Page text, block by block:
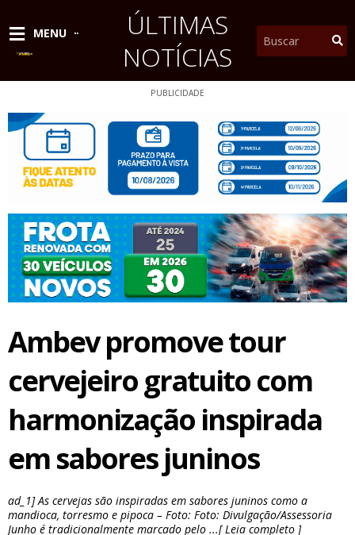
conteúdo
MENU
ÚLTIMAS
NOTÍCIAS
Pesquisar
PUBLICIDADE
Ambev promove tour
cervejeiro gratuito com
harmonização inspirada
em sabores juninos
ad_1] As cervejas são inspiradas em sabores juninos como a
mandioca, torresmo e pipoca – Foto: Foto: Divulgação/Assessoria
Junho é tradicionalmente marcado pelo ...[ Leia completo ]